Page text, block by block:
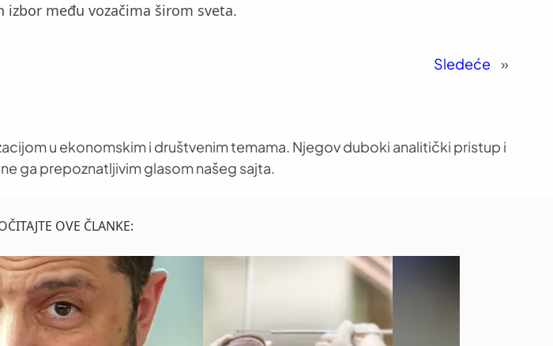
među vozačima širom sveta.
Sledeće »
u ekonomskim i društvenim temama. Njegov duboki analitički pristup i
ga prepoznatljivim glasom našeg sajta.
OVE ČLANKE:
traži prečicu do